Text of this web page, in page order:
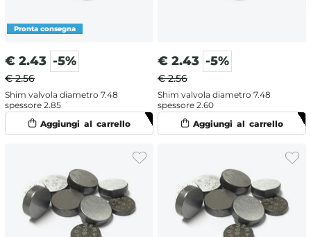
€ 2.43 -5%
€ 2.56
Shim valvola diametro 7.48
spessore 2.85
€ 2.43 -5%
€ 2.56
Shim valvola diametro 7.48
spessore 2.60